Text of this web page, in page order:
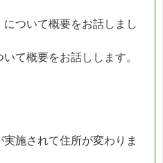
ついて概要をお話しまし
て概要をお話しします。
施されて住所が変わりま